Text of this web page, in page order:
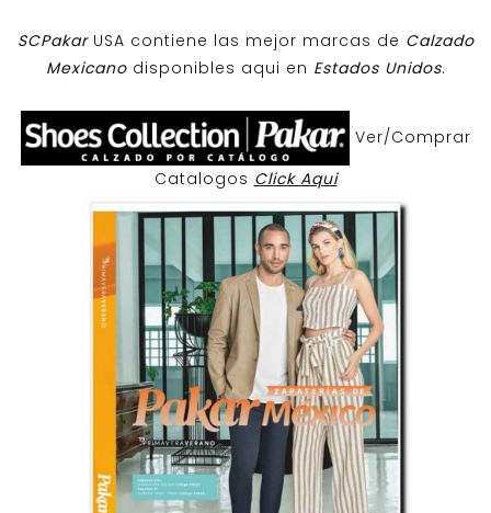
SCPakar USA contiene las mejor marcas de Calzado
Mexicanodisponibles aqui en Estados Unidos.
Ver/Comprar
Catalogos Click Aqui